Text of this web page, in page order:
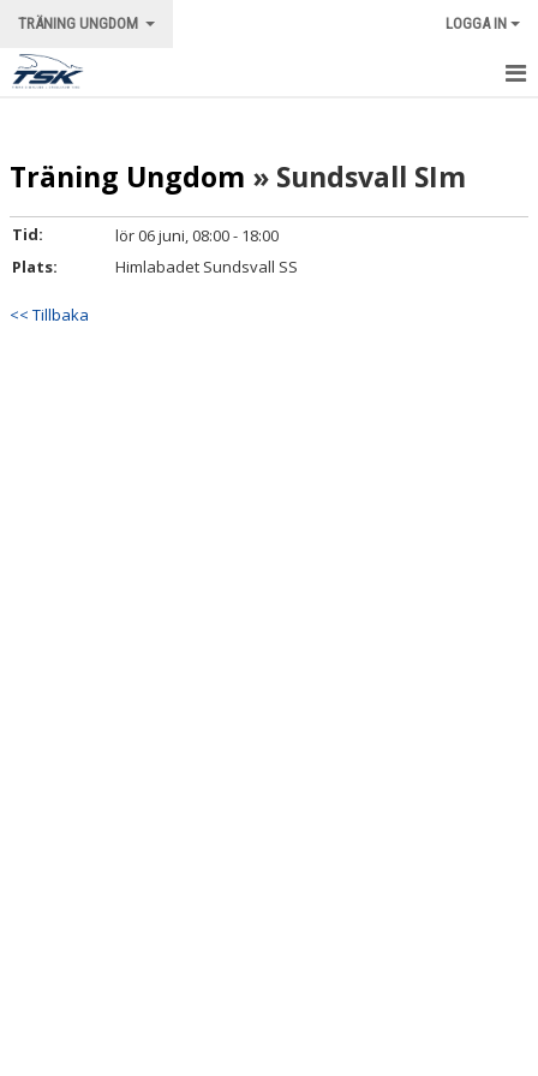
TRÄNING UNGDOM LOGGA IN
NYHETER
KALENDER
BILDGALLERI
KONTAKT
Träning Ungdom » Sundsvall SIm
Tid:
lör 06 juni, 08:00 - 18:00
Plats:
Himlabadet Sundsvall SS
<< Tillbaka